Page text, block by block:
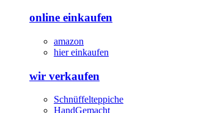
online einkaufen
amazon
hier einkaufen
wir verkaufen
Schnüffelteppiche
HandGemacht